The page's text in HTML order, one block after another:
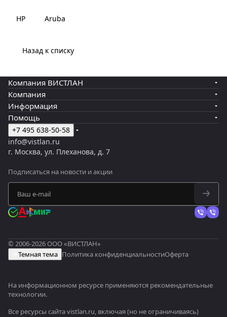
HP Aruba
Назад к списку
Компания ВИСТЛАН
Компания
Информация
Помощь
+7 495 638-50-58
info@vistlan.ru
г. Москва, ул. Плеханова, д. 7
Подписаться на новости и акции
© 2006-2026 ООО «ВИСТЛАН»
Темная тема Политика конфиденциальностиОферта
На информационном ресурсе применяются рекомендательные
технологии.
Все ресурсы сайта vistlan.ru, включая (но не ограничиваясь)